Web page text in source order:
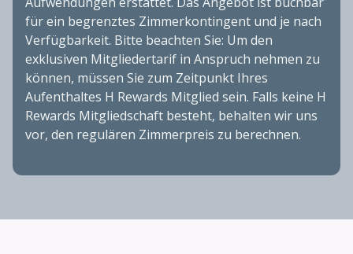
für ein begrenztes Zimmerkontingent und je nach
Verfügbarkeit. Bitte beachten Sie: Um den
exklusiven Mitgliedertarif in Anspruch nehmen zu
können, müssen Sie zum Zeitpunkt Ihres
Aufenthaltes H Rewards Mitglied sein. Falls keine H
Rewards Mitgliedschaft besteht, behalten wir uns
vor, den regulären Zimmerpreis zu berechnen.